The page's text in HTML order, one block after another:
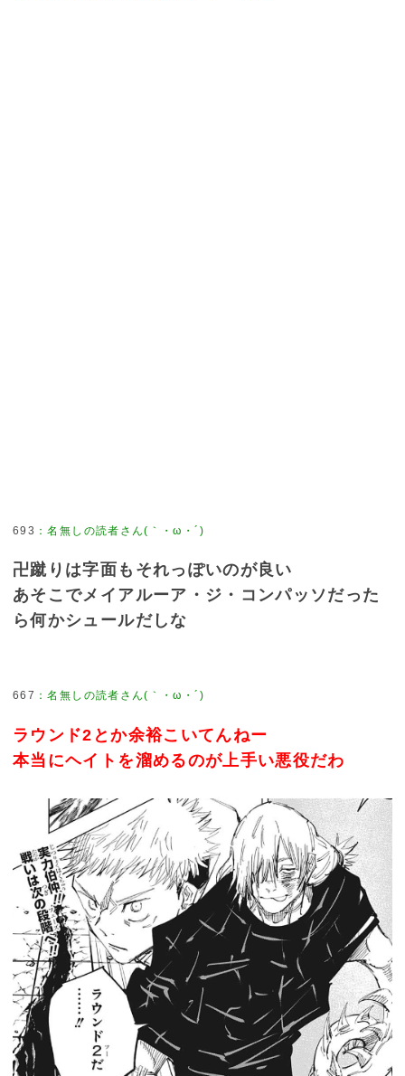
693 ：名無しの読者さん(｀・ω・´)
卍蹴りは字面もそれっぽいのが良い
あそこでメイアルーア・ジ・コンパッソだった
ら何かシュールだしな
667 ：名無しの読者さん(｀・ω・´)
ラウンド2とか余裕こいてんねー
本当にヘイトを溜めるのが上手い悪役だわ